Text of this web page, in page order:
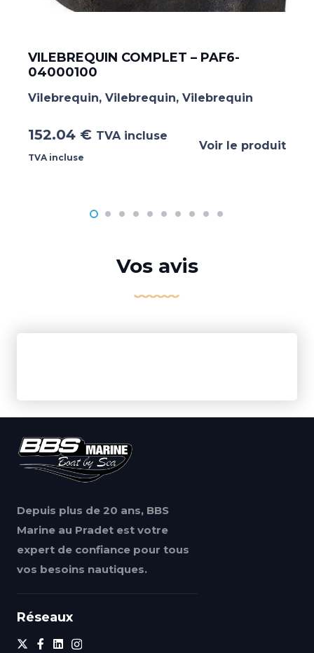
VILEBREQUIN COMPLET – PAF6-
04000100
Vilebrequin, Vilebrequin, Vilebrequin
152.04 € TVA incluse
TVA incluse
Voir le produit
Vos avis
Depuis plus de 20 ans, BBS
Marine au Pradet est votre
expert de confiance pour tous
vos besoins nautiques.
Réseaux